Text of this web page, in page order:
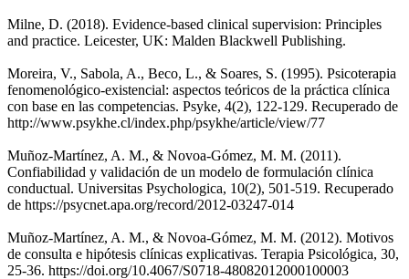
Milne, D. (2018). Evidence-based clinical supervision: Principles
and practice. Leicester, UK: Malden Blackwell Publishing.
Moreira, V., Sabola, A., Beco, L., & Soares, S. (1995). Psicoterapia
fenomenológico-existencial: aspectos teóricos de la práctica clínica
con base en las competencias. Psyke, 4(2), 122-129. Recuperado de
http://www.psykhe.cl/index.php/psykhe/article/view/77
Muñoz-Martínez, A. M., & Novoa-Gómez, M. M. (2011).
Confiabilidad y validación de un modelo de formulación clínica
conductual. Universitas Psychologica, 10(2), 501-519. Recuperado
de https://psycnet.apa.org/record/2012-03247-014
Muñoz-Martínez, A. M., & Novoa-Gómez, M. M. (2012). Motivos
de consulta e hipótesis clínicas explicativas. Terapia Psicológica, 30,
25-36. https://doi.org/10.4067/S0718-48082012000100003